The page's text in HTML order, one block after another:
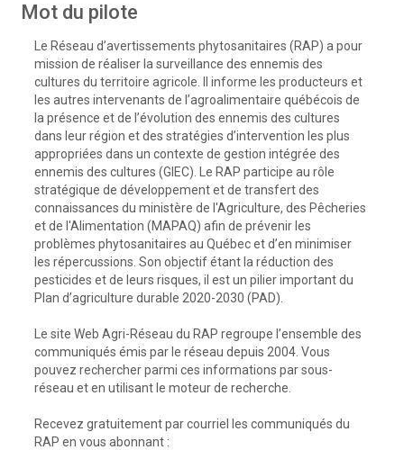
Mot du pilote
Le Réseau d’avertissements phytosanitaires (RAP) a pour
mission de réaliser la surveillance des ennemis des
cultures du territoire agricole. Il informe les producteurs et
les autres intervenants de l’agroalimentaire québécois de
la présence et de l’évolution des ennemis des cultures
dans leur région et des stratégies d’intervention les plus
appropriées dans un contexte de gestion intégrée des
ennemis des cultures (GIEC). Le RAP participe au rôle
stratégique de développement et de transfert des
connaissances du ministère de l'Agriculture, des Pêcheries
et de l'Alimentation (MAPAQ) afin de prévenir les
problèmes phytosanitaires au Québec et d’en minimiser
les répercussions. Son objectif étant la réduction des
pesticides et de leurs risques, il est un pilier important du
Plan d’agriculture durable 2020-2030 (PAD).
Le site Web Agri-Réseau du RAP regroupe l’ensemble des
communiqués émis par le réseau depuis 2004. Vous
pouvez rechercher parmi ces informations par sous-
réseau et en utilisant le moteur de recherche.
Recevez gratuitement par courriel les communiqués du
RAP en vous abonnant :